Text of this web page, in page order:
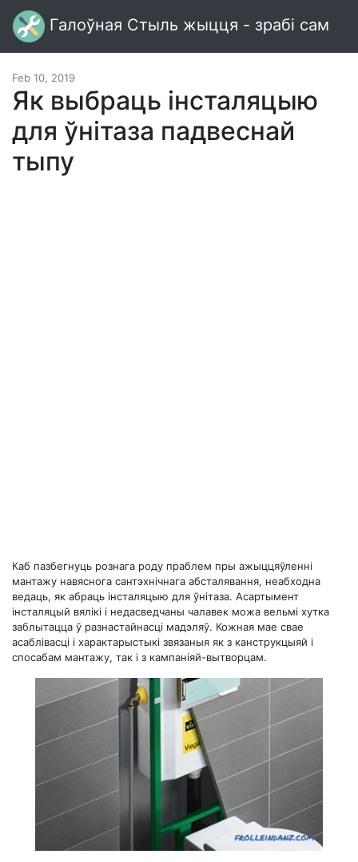
Галоўная Стыль жыцця - зрабі сам
Feb 10, 2019
Як выбраць інсталяцыю
для ўнітаза падвеснай
тыпу
Каб пазбегнуць рознага роду праблем пры ажыццяўленні
мантажу навяснога сантэхнічнага абсталявання, неабходна
ведаць, як абраць інсталяцыю для ўнітаза. Асартымент
інсталяцый вялікі і недасведчаны чалавек можа вельмі хутка
заблытацца ў разнастайнасці мадэляў. Кожная мае свае
асаблівасці і характарыстыкі звязаныя як з канструкцыяй і
спосабам мантажу, так і з кампаніяй-вытворцам.